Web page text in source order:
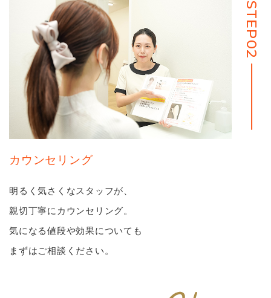
STEP02
カウンセリング
明るく気さくなスタッフが、
親切丁寧にカウンセリング。
気になる値段や効果についても
まずはご相談ください。